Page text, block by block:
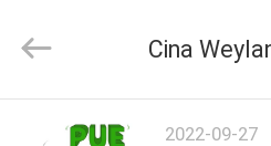
RUMAH
Technology.
2022-09-27